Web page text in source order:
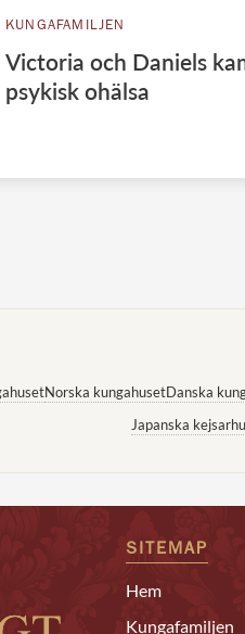
KUNGAFAMILJEN
Victoria och Daniels
psykisk ohälsa
Norska kungahusetDanska
Japanska
SITEMAP
Hem
Kungafamiljen